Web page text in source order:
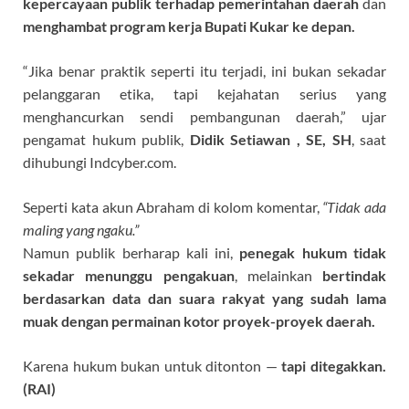
kepercayaan publik terhadap pemerintahan daerah dan
menghambat program kerja Bupati Kukar ke depan.
“Jika benar praktik seperti itu terjadi, ini bukan sekadar
pelanggaran etika, tapi kejahatan serius yang
menghancurkan sendi pembangunan daerah,” ujar
pengamat hukum publik, Didik Setiawan , SE, SH, saat
dihubungi Indcyber.com.
Seperti kata akun Abraham di kolom komentar, “Tidak ada
maling yang ngaku.”
Namun publik berharap kali ini, penegak hukum tidak
sekadar menunggu pengakuan, melainkan bertindak
berdasarkan data dan suara rakyat yang sudah lama
muak dengan permainan kotor proyek-proyek daerah.
Karena hukum bukan untuk ditonton —tapi ditegakkan.
(RAI)